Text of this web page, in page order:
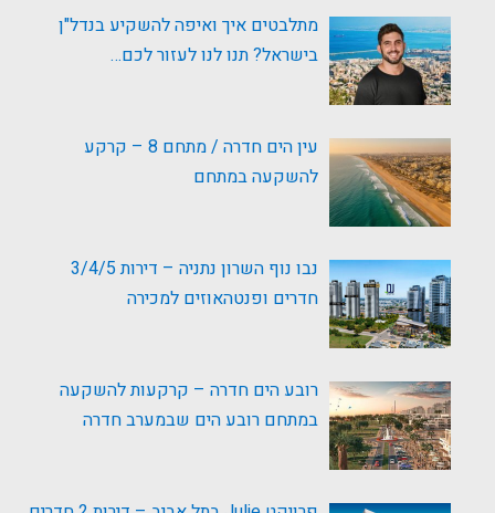
מתלבטים איך ואיפה להשקיע בנדל"ן
בישראל? תנו לנו לעזור לכם…
עין הים חדרה / מתחם 8 – קרקע
להשקעה במתחם
נבו נוף השרון נתניה – דירות 3/4/5
חדרים ופנטהאוזים למכירה
רובע הים חדרה – קרקעות להשקעה
במתחם רובע הים שבמערב חדרה